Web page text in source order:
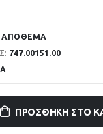
ΑΠΌΘΕΜΑ
747.00151.00
ΠΡΟΣΘΉΚΗ ΣΤΟ